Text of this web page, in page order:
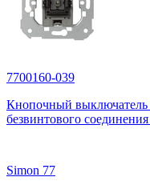
7700160-039
Кнопочный выключатель
безвинтового
Simon 77